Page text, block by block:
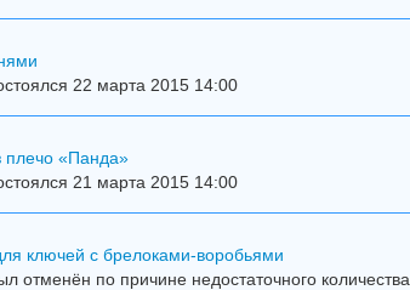
22 марта 2015 14:00
плечо «Панда»
21 марта 2015 14:00
ключей с брелоками-воробьями
отменён по причине недостаточного количества